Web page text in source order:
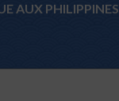
AUX PHILIPPINES